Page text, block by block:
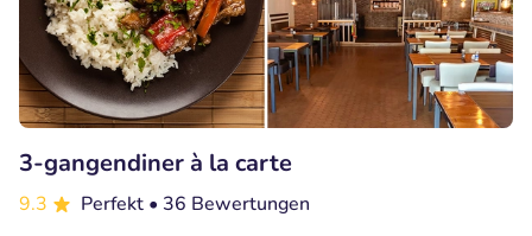
3-gangendiner à la carte
9.3 Perfekt • 36 Bewertungen